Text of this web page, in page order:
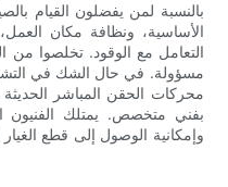
بالنسبة لمن يفضلون القيام
الأساسية، ونظافة مكان
التعامل مع الوقود. تخلصوا من
مسؤولة. في حال الشك في
محركات الحقن المباشر الحديثة
بفني متخصص. يمتلك الفنيون
وإمكانية الوصول إلى قطع